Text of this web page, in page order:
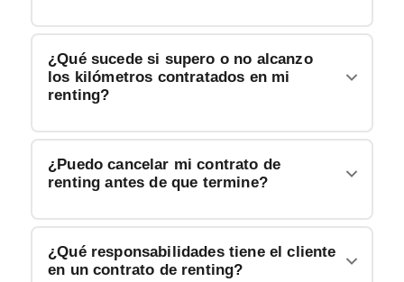
¿Qué sucede si supero o no alcanzo
los kilómetros contratados en mi
renting?
¿Puedo cancelar mi contrato de
renting antes de que termine?
¿Qué responsabilidades tiene el cliente
en un contrato de renting?